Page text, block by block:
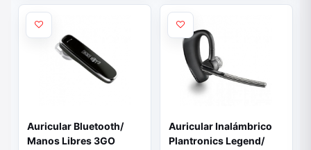
Auricular Bluetooth/
Manos Libres 3GO
Auricular Inalámbrico
Plantronics Legend/